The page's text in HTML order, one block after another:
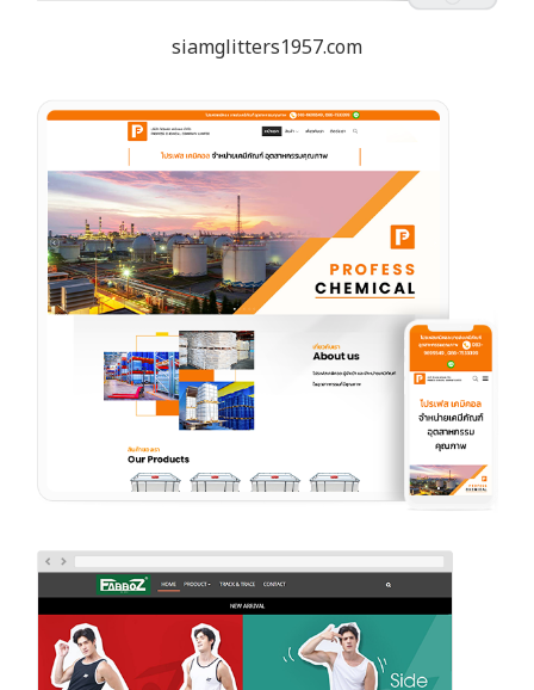
siamglitters1957.com